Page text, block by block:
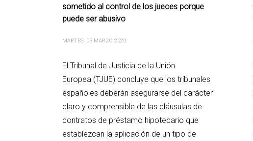
sometido al control de los jueces porque
puede ser abusivo
MARTES, 03 MARZO 2020
El Tribunal de Justicia de la Unión
Europea (TJUE) concluye que los tribunales
españoles deberán asegurarse del carácter
claro y comprensible de las cláusulas de
contratos de préstamo hipotecario que
establezcan la aplicación de un tipo de